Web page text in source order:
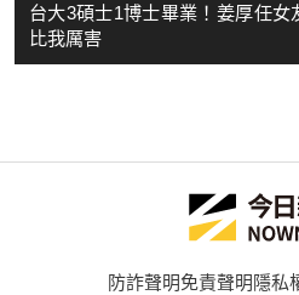
台大3碩士1博士畢業！姜厚任
比我厲害
防詐聲明免責聲明隱私